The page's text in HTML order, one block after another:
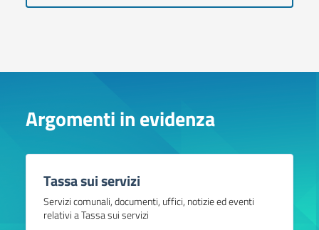
Argomenti in evidenza
Tassa sui servizi
Servizi comunali, documenti, uffici, notizie ed eventi
relativi a Tassa sui servizi